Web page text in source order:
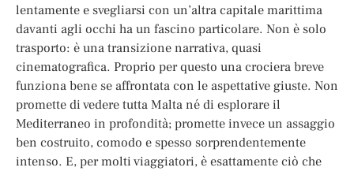
lentamente e svegliarsi con un’altra capitale marittima
davanti agli occhi ha un fascino particolare. Non è solo
trasporto: è una transizione narrativa, quasi
cinematografica. Proprio per questo una crociera breve
funziona bene se affrontata con le aspettative giuste. Non
promette di vedere tutta Malta né di esplorare il
Mediterraneo in profondità; promette invece un assaggio
ben costruito, comodo e spesso sorprendentemente
intenso. E, per molti viaggiatori, è esattamente ciò che